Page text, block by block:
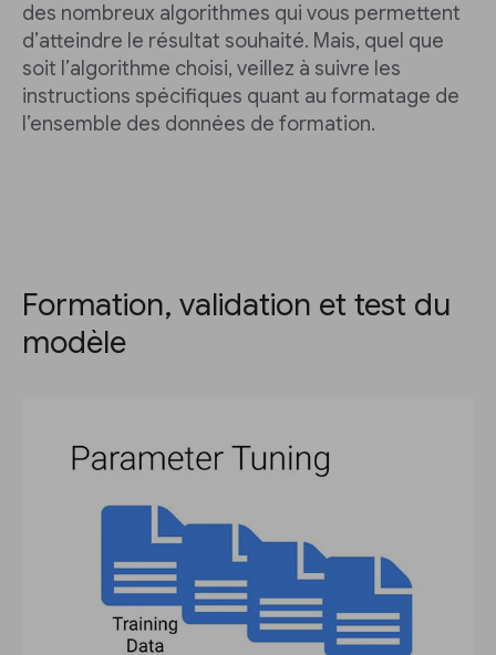
des nombreux algorithmes qui vous permettent
d’atteindre le résultat souhaité. Mais, quel que
soit l’algorithme choisi, veillez à suivre les
instructions spécifiques quant au formatage de
l’ensemble des données de formation.
Formation, validation et test du
modèle